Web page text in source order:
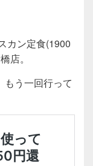
カン定食(1900
店。
もう一回行って